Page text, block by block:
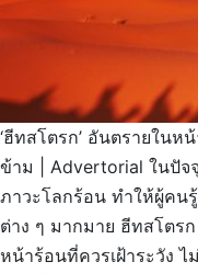
‘ฮีทสโตรก’ อันตรายในห
ข้าม | Advertorial ในปัจ
ภาวะโลกร้อน ทำให้ผู้คน
ต่าง ๆ มากมาย ฮีทสโตร
หน้าร้อนที่ควรเฝ้าระวัง